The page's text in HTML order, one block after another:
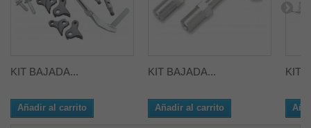
KIT BAJADA...
Añadir al carrito
KIT BAJADA...
Añadir al carrito
KIT